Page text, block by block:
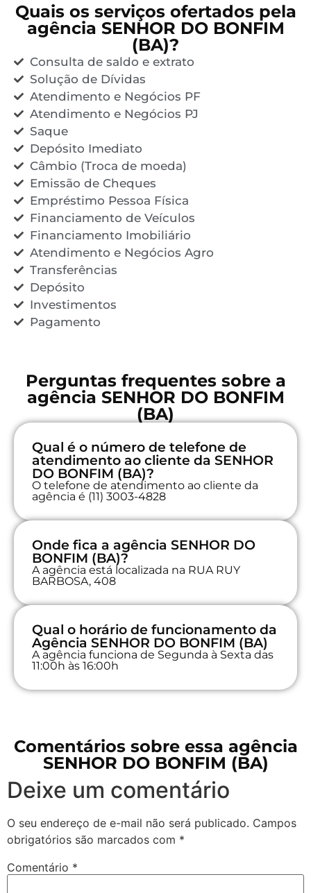
Quais os serviços ofertados pela
agência SENHOR DO BONFIM
(BA)?
Consulta de saldo e extrato
Solução de Dívidas
Atendimento e Negócios PF
Atendimento e Negócios PJ
Saque
Depósito Imediato
Câmbio (Troca de moeda)
Emissão de Cheques
Empréstimo Pessoa Física
Financiamento de Veículos
Financiamento Imobiliário
Atendimento e Negócios Agro
Transferências
Depósito
Investimentos
Pagamento
Perguntas frequentes sobre a
agência SENHOR DO BONFIM
(BA)
Qual é o número de telefone de
atendimento ao cliente da SENHOR
DO BONFIM (BA)?
O telefone de atendimento ao cliente da
agência é (11) 3003-4828
Onde fica a agência SENHOR DO
BONFIM (BA)?
A agência está localizada na RUA RUY
BARBOSA, 408
Qual o horário de funcionamento da
Agência SENHOR DO BONFIM (BA)
A agência funciona de Segunda à Sexta das
11:00h às 16:00h
Comentários sobre essa agência
SENHOR DO BONFIM (BA)
Deixe um comentário
O seu endereço de e-mail não será publicado. Campos
obrigatórios são marcados com *
Comentário *